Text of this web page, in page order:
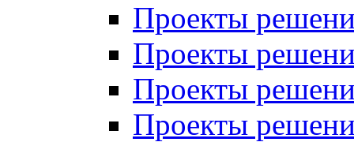
Проекты
Проекты
Проекты
Проекты